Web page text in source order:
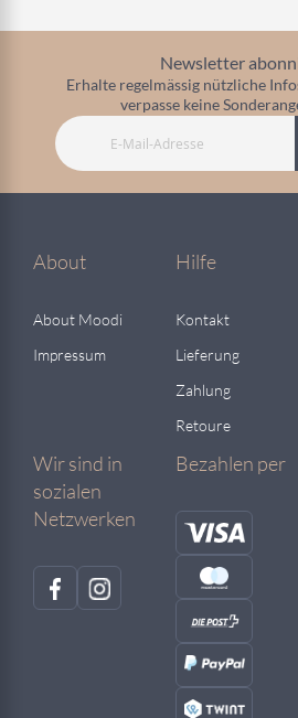
Newsletter
Erhalte regelmässig nützliche
verpasse keine
About
About Moodi
Impressum
Hilfe
Kontakt
Lieferung
Zahlung
Retoure
Wir sind in
sozialen
Netzwerken
Bezahlen per